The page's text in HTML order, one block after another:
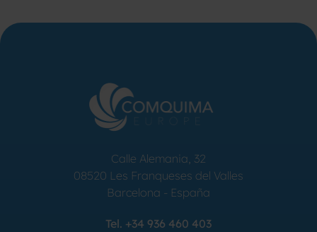
Calle Alemania, 32
08520 Les Franqueses del Valles
Barcelona - España
Tel. +34 936 460 403